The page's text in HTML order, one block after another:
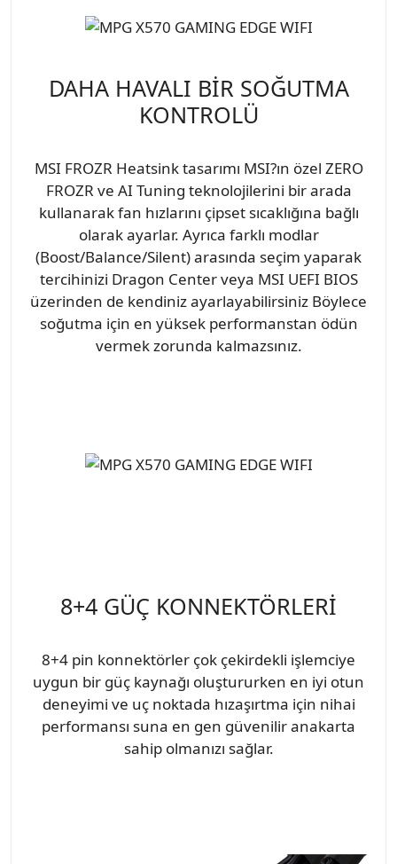
DAHA HAVALI BİR SOĞUTMA
KONTROLÜ
MSI FROZR Heatsink tasarımı MSI?ın özel ZERO
FROZR ve AI Tuning teknolojilerini bir arada
kullanarak fan hızlarını çipset sıcaklığına bağlı
olarak ayarlar. Ayrıca farklı modlar
(Boost/Balance/Silent) arasında seçim yaparak
tercihinizi Dragon Center veya MSI UEFI BIOS
üzerinden de kendiniz ayarlayabilirsiniz Böylece
soğutma için en yüksek performanstan ödün
vermek zorunda kalmazsınız.
8+4 GÜÇ KONNEKTÖRLERİ
8+4 pin konnektörler çok çekirdekli işlemciye
uygun bir güç kaynağı oluştururken en iyi otun
deneyimi ve uç noktada hızaşırtma için nihai
performansı suna en gen güvenilir anakarta
sahip olmanızı sağlar.